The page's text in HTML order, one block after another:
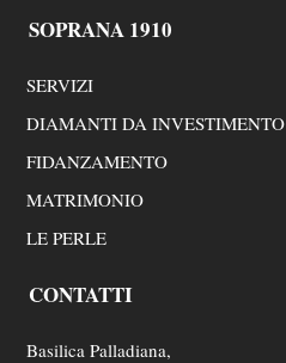
SOPRANA 1910
SERVIZI
DIAMANTI DA INVESTIMENTO
FIDANZAMENTO
MATRIMONIO
LE PERLE
CONTATTI
Basilica Palladiana,